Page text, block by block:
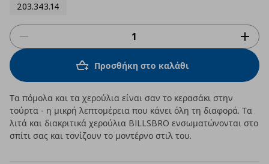
203.343.14
Προσθήκη στο καλάθι
Τα πόμολα και τα χερούλια είναι σαν το κερασάκι στην
τούρτα - η μικρή λεπτομέρεια που κάνει όλη τη διαφορά. Τα
λιτά και διακριτικά χερούλια BILLSBRO ενσωματώνονται στο
σπίτι σας και τονίζουν το μοντέρνο στιλ του.